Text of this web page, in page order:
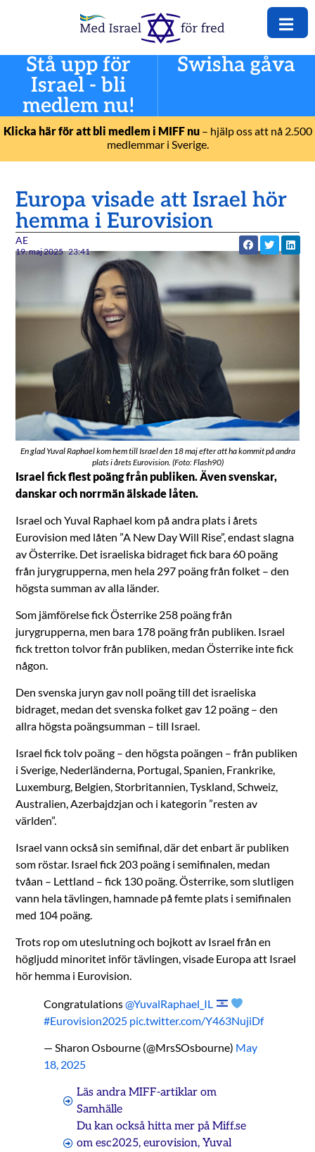
Stå upp för
Israel - bli
medlem nu!
Swisha gåva
Klicka här för att bli medlem i MIFF nu– hjälp oss att nå 2.500
medlemmar i Sverige.
Europa visade att Israel hör
hemma i Eurovision
AE
19. maj 2025 23:41
En glad Yuval Raphael kom hem till Israel den 18 maj efter att ha kommit på andra
plats i årets Eurovision. (Foto: Flash90)
Israel fick flest poäng från publiken. Även svenskar,
danskar och norrmän älskade låten.
Israel och Yuval Raphael kom på andra plats i årets
Eurovision med låten ”A New Day Will Rise”, endast slagna
av Österrike. Det israeliska bidraget fick bara 60 poäng
från jurygrupperna, men hela 297 poäng från folket – den
högsta summan av alla länder.
Som jämförelse fick Österrike 258 poäng från
jurygrupperna, men bara 178 poäng från publiken. Israel
fick tretton tolvor från publiken, medan Österrike inte fick
någon.
Den svenska juryn gav noll poäng till det israeliska
bidraget, medan det svenska folket gav 12 poäng – den
allra högsta poängsumman – till Israel.
Israel fick tolv poäng – den högsta poängen – från publiken
i Sverige, Nederländerna, Portugal, Spanien, Frankrike,
Luxemburg, Belgien, Storbritannien, Tyskland, Schweiz,
Australien, Azerbajdzjan och i kategorin ”resten av
världen”.
Israel vann också sin semifinal, där det enbart är publiken
som röstar. Israel fick 203 poäng i semifinalen, medan
tvåan – Lettland – fick 130 poäng. Österrike, som slutligen
vann hela tävlingen, hamnade på femte plats i semifinalen
med 104 poäng.
Trots rop om uteslutning och bojkott av Israel från en
högljudd minoritet inför tävlingen, visade Europa att Israel
hör hemma i Eurovision.
Congratulations@YuvalRaphael_IL
#Eurovision2025 pic.twitter.com/Y463NujiDf
— Sharon Osbourne (@MrsSOsbourne) May
18, 2025
Läs andra MIFF-artiklar om
Samhälle
Du kan också hitta mer på Miff.se
om esc2025, eurovision, Yuval